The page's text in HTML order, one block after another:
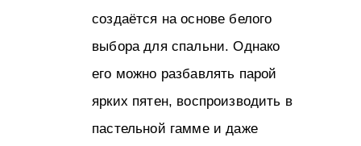
создаётся на основе белого
выбора для спальни. Однако
его можно разбавлять парой
ярких пятен, воспроизводить в
пастельной гамме и даже